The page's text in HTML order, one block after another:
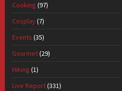
Cooking (97)
Cosplay(7)
Events (35)
Gourmet(29)
Hiking (1)
Live Report(331)